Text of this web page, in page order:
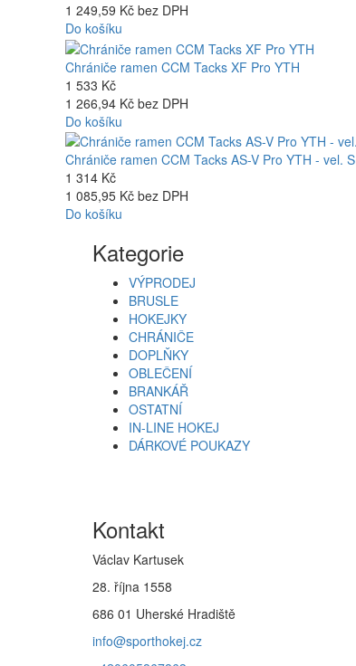
1 249,59 Kč bez DPH
Do košíku
Chrániče ramen CCM Tacks XF Pro YTH
1 533 Kč
1 266,94 Kč bez DPH
Do košíku
Chrániče ramen CCM Tacks AS-V Pro YTH - vel. S
1 314 Kč
1 085,95 Kč bez DPH
Do košíku
Kategorie
VÝPRODEJ
BRUSLE
HOKEJKY
CHRÁNIČE
DOPLŇKY
OBLEČENÍ
BRANKÁŘ
OSTATNÍ
IN-LINE HOKEJ
DÁRKOVÉ POUKAZY
Kontakt
Václav Kartusek
28. října 1558
686 01 Uherské Hradiště
info@sporthokej.cz